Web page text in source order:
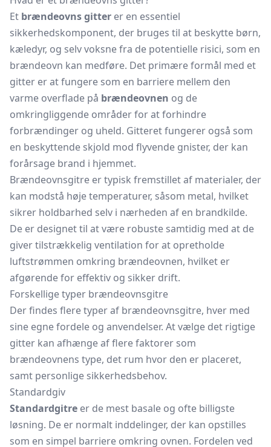
Et brændeovns gitter er en essentiel
sikkerhedskomponent, der bruges til at beskytte børn,
kæledyr, og selv voksne fra de potentielle risici, som en
brændeovn kan medføre. Det primære formål med et
gitter er at fungere som en barriere mellem den
varme overflade på brændeovnen og de
omkringliggende områder for at forhindre
forbrændinger og uheld. Gitteret fungerer også som
en beskyttende skjold mod flyvende gnister, der kan
forårsage brand i hjemmet.
Brændeovnsgitre er typisk fremstillet af materialer, der
kan modstå høje temperaturer, såsom metal, hvilket
sikrer holdbarhed selv i nærheden af ​​en brandkilde.
De er designet til at være robuste samtidig med at de
giver tilstrækkelig ventilation for at opretholde
luftstrømmen omkring brændeovnen, hvilket er
afgørende for effektiv og sikker drift.
Forskellige typer brændeovnsgitre
Der findes flere typer af brændeovnsgitre, hver med
sine egne fordele og anvendelser. At vælge det rigtige
gitter kan afhænge af flere faktorer som
brændeovnens type, det rum hvor den er placeret,
samt personlige sikkerhedsbehov.
Standardgiv
Standardgitre er de mest basale og ofte billigste
løsning. De er normalt inddelinger, der kan opstilles
som en simpel barriere omkring ovnen. Fordelen ved